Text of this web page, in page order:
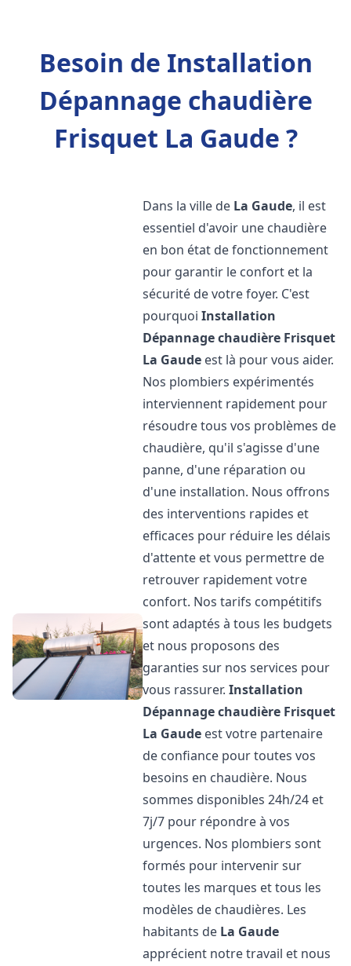
Besoin de Installation
Dépannage chaudière
Frisquet La Gaude ?
Dans la ville de La Gaude, il est
essentiel d'avoir une chaudière
en bon état de fonctionnement
pour garantir le confort et la
sécurité de votre foyer. C'est
pourquoiInstallation
Dépannage chaudière Frisquet
La Gaude est là pour vous aider.
Nos plombiers expérimentés
interviennent rapidement pour
résoudre tous vos problèmes de
chaudière, qu'il s'agisse d'une
panne, d'une réparation ou
d'une installation. Nous offrons
des interventions rapides et
efficaces pour réduire les délais
d'attente et vous permettre de
retrouver rapidement votre
confort. Nos tarifs compétitifs
sont adaptés à tous les budgets
et nous proposons des
garanties sur nos services pour
vous rassurer.Installation
Dépannage chaudière Frisquet
La Gaude est votre partenaire
de confiance pour toutes vos
besoins en chaudière. Nous
sommes disponibles 24h/24 et
7j/7 pour répondre à vos
urgences. Nos plombiers sont
formés pour intervenir sur
toutes les marques et tous les
modèles de chaudières. Les
habitants de La Gaude
apprécient notre travail et nous